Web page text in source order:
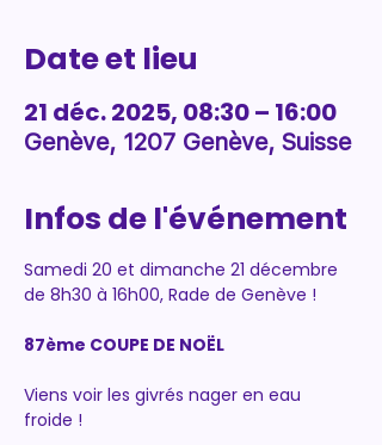
Date et lieu
21 déc. 2025, 08:30 – 16:00
Genève, 1207 Genève, Suisse
Infos de l'événement
Samedi 20 et dimanche 21 décembre
de 8h30 à 16h00, Rade de Genève !
87ème COUPE DE NOËL
Viens voir les givrés nager en eau
froide !